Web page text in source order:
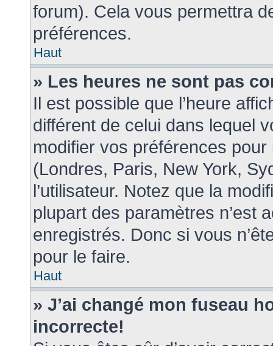
forum). Cela vous permettra
préférences.
Haut
» Les heures ne sont pas
Il est possible que l’heure
différent de celui dans lequel
modifier vos préférences
(Londres, Paris, New York,
l’utilisateur. Notez que la
plupart des paramètres n’est
enregistrés. Donc si vous
pour le faire.
Haut
» J’ai changé mon fuseau
incorrecte!